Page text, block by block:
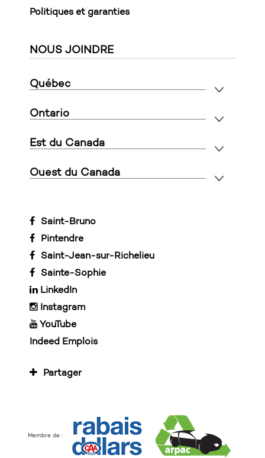
Politiques et garanties
NOUS JOINDRE
Québec
Ontario
Est du Canada
Ouest du Canada
Saint-Bruno
Pintendre
Saint-Jean-sur-Richelieu
Sainte-Sophie
LinkedIn
Instagram
YouTube
Indeed Emplois
Partager
Membre de :